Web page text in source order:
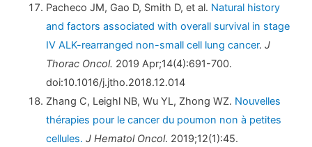
Pacheco JM, Gao D, Smith D, et al. Natural history
and factors associated with overall survival in stage
IV ALK-rearranged non-small cell lung cancer.J
Thorac Oncol. 2019 Apr;14(4):691-700.
doi:10.1016/j.jtho.2018.12.014
Zhang C, Leighl NB, Wu YL, Zhong WZ. Nouvelles
thérapies pour le cancer du poumon non à petites
cellules. J Hematol Oncol. 2019;12(1):45.